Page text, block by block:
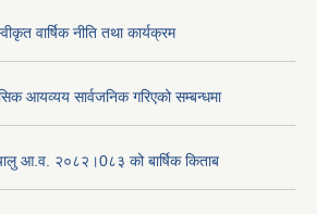
वार्षिक नीति तथा कार्यक्रम
आयव्यय सार्वजनिक गरिएको सम्बन्धमा
आ.व. २०८२।0८३ को बार्षिक किताब